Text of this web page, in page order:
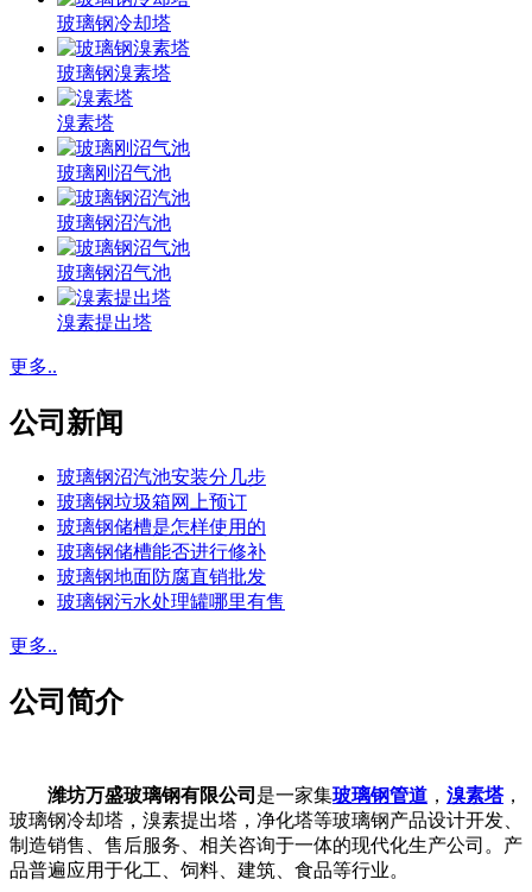
玻璃钢冷却塔
玻璃钢溴素塔
溴素塔
玻璃刚沼气池
玻璃钢沼汽池
玻璃钢沼气池
溴素提出塔
更多..
公司新闻
玻璃钢沼汽池安装分几步
玻璃钢垃圾箱网上预订
玻璃钢储槽是怎样使用的
玻璃钢储槽能否进行修补
玻璃钢地面防腐直销批发
玻璃钢污水处理罐哪里有售
更多..
公司简介
潍坊万盛玻璃钢有限公司 是一家集玻璃钢管道 ， 溴素塔，
玻璃钢冷却塔，溴素提出塔，净化塔等玻璃钢产品设计开发、
制造销售、售后服务、相关咨询于一体的现代化生产公司。产
品普遍应用于化工、饲料、建筑、食品等行业。